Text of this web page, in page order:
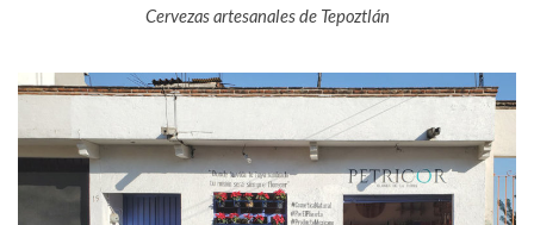
Cervezas artesanales de Tepoztlán